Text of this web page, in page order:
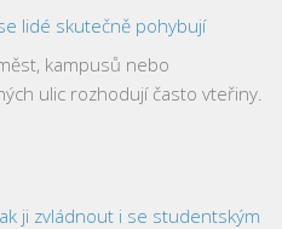
lidé skutečně pohybují
kampusů nebo
ulic rozhodují často vteřiny.
ji zvládnout i se studentským